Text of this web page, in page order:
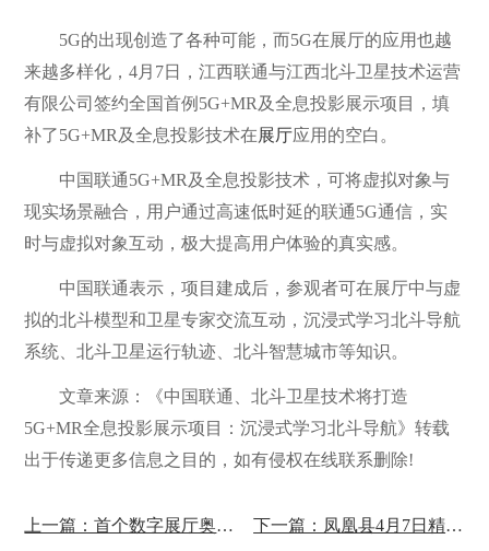
5G的出现创造了各种可能，而5G在展厅的应用也越
来越多样化，4月7日，江西联通与江西北斗卫星技术运营
有限公司签约全国首例5G+MR及全息投影展示项目，填
补了5G+MR及全息投影技术在展厅应用的空白。
中国联通5G+MR及全息投影技术，可将虚拟对象与
现实场景融合，用户通过高速低时延的联通5G通信，实
时与虚拟对象互动，极大提高用户体验的真实感。
中国联通表示，项目建成后，参观者可在展厅中与虚
拟的北斗模型和卫星专家交流互动，沉浸式学习北斗导航
系统、北斗卫星运行轨迹、北斗智慧城市等知识。
文章来源：《中国联通、北斗卫星技术将打造
5G+MR全息投影展示项目：沉浸式学习北斗导航》转载
出于传递更多信息之目的，如有侵权在线联系删除!
上一篇：首个数字展厅奥迪城在伦敦市中心开业 下一篇：凤凰县4月7日精准脱贫展览馆开馆！